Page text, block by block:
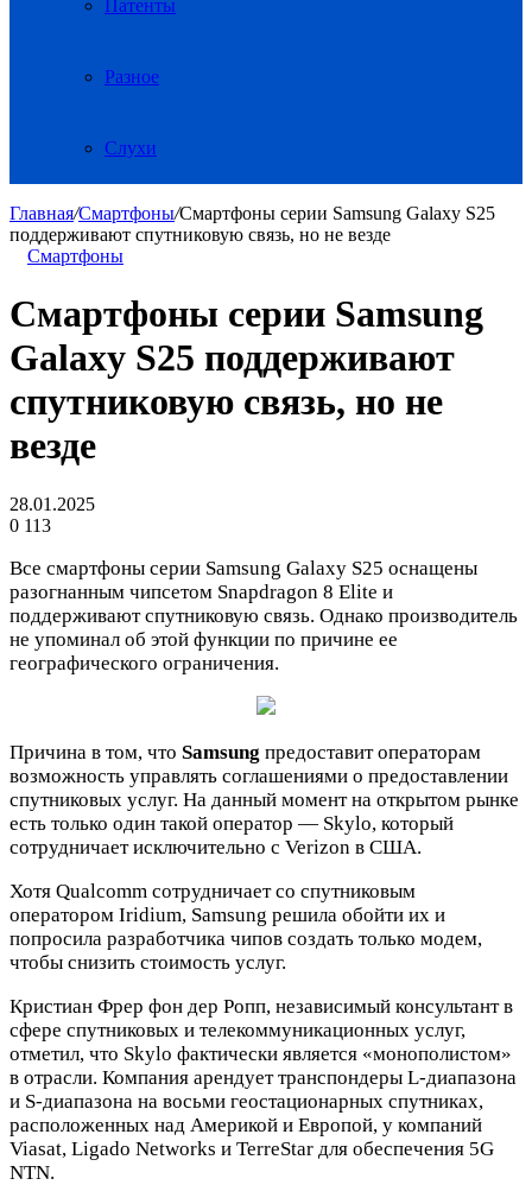
Патенты
Разное
Слухи
Главная/Смартфоны/Смартфоны серии Samsung Galaxy S25
поддерживают спутниковую связь, но не везде
Смартфоны
Смартфоны серии Samsung
Galaxy S25 поддерживают
спутниковую связь, но не
везде
28.01.2025
0 113
Все смартфоны серии Samsung Galaxy S25 оснащены
разогнанным чипсетом Snapdragon 8 Elite и
поддерживают спутниковую связь. Однако производитель
не упоминал об этой функции по причине ее
географического ограничения.
Причина в том, что Samsung предоставит операторам
возможность управлять соглашениями о предоставлении
спутниковых услуг. На данный момент на открытом рынке
есть только один такой оператор — Skylo, который
сотрудничает исключительно с Verizon в США.
Хотя Qualcomm сотрудничает со спутниковым
оператором Iridium, Samsung решила обойти их и
попросила разработчика чипов создать только модем,
чтобы снизить стоимость услуг.
Кристиан Фрер фон дер Ропп, независимый консультант в
сфере спутниковых и телекоммуникационных услуг,
отметил, что Skylo фактически является «монополистом»
в отрасли. Компания арендует транспондеры L-диапазона
и S-диапазона на восьми геостационарных спутниках,
расположенных над Америкой и Европой, у компаний
Viasat, Ligado Networks и TerreStar для обеспечения 5G
NTN.